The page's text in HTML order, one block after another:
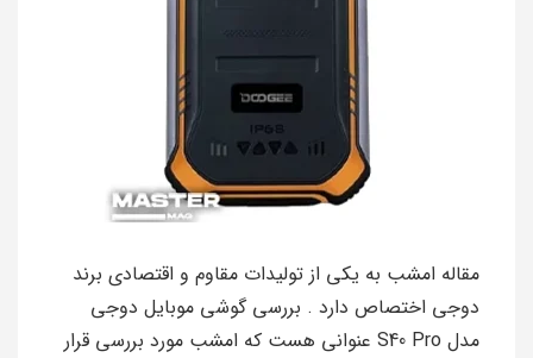
مقاله امشب به یکی از تولیدات مقاوم و اقتصادی برند
دوجی اختصاص دارد . بررسی گوشی موبایل دوجی
مدل S40 Pro عنوانی هست که امشب مورد بررسی قرار